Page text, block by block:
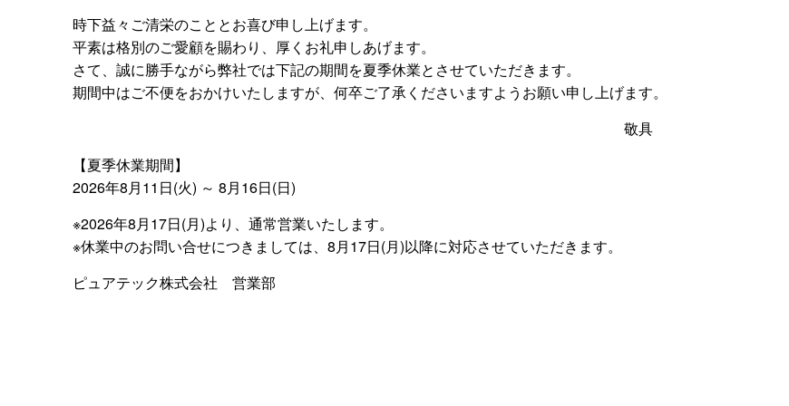
時下益々ご清栄のこととお喜び申し上げます。
平素は格別のご愛顧を賜わり、厚くお礼申しあげます。
さて、誠に勝手ながら弊社では下記の期間を夏季休業とさせていただきます。
期間中はご不便をおかけいたしますが、何卒ご了承くださいますようお願い申し上げます。
敬具
【夏季休業期間】
2026年8月11日(火) ～ 8月16日(日)
※2026年8月17日(月)より、通常営業いたします。
※休業中のお問い合せにつきましては、8月17日(月)以降に対応させていただきます。
ピュアテック株式会社 営業部